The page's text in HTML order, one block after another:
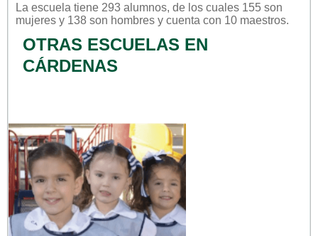
La escuela tiene 293 alumnos, de los cuales 155 son
mujeres y 138 son hombres y cuenta con 10 maestros.
OTRAS ESCUELAS EN
CÁRDENAS